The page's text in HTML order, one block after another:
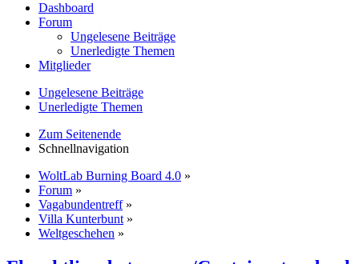
Dashboard
Forum
Ungelesene Beiträge
Unerledigte Themen
Mitglieder
Ungelesene Beiträge
Unerledigte Themen
Zum Seitenende
Schnellnavigation
WoltLab Burning Board 4.0 »
Forum »
Vagabundentreff »
Villa Kunterbunt »
Weltgeschehen »